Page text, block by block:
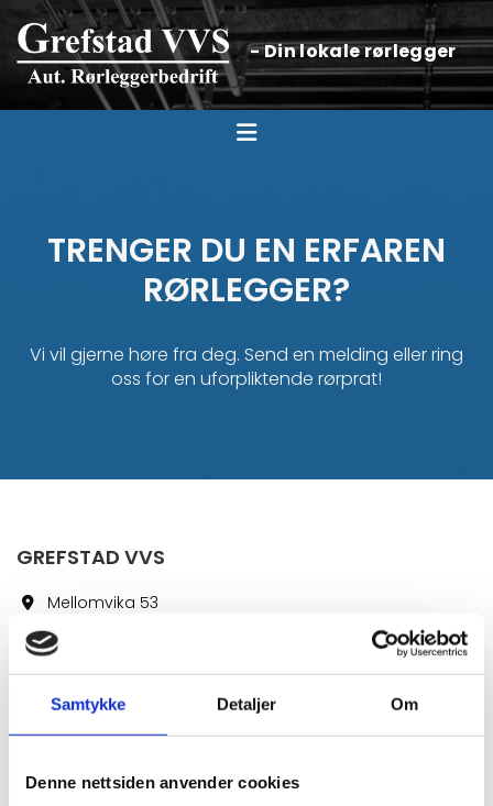
Samtykke Detaljer Om
Denne nettsiden anvender cookies
- Din lokale rørlegger
TRENGER DU EN ERFAREN
RØRLEGGER?
Vi vil gjerne høre fra deg. Send en melding eller ring
oss for en uforpliktende rørprat!
GREFSTAD VVS

Mellomvika 53
8622 Mo I Rana
Tlf:+4767061051
post@grefstadvvs.no